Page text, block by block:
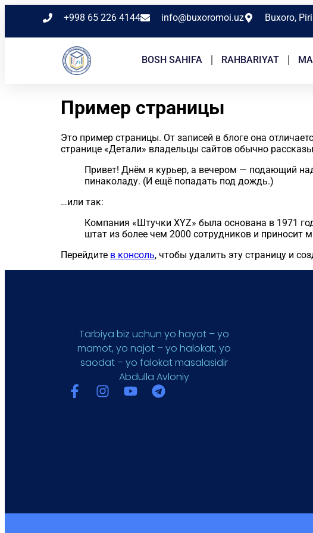
+998 65 226 4144 info@buxoromoi.uz Buxoro,
BOSH SAHIFA RAHBARIYAT
Пример страницы
Это пример страницы. От записей в блоге она
странице «Детали» владельцы сайтов обычно
Привет! Днём я курьер, а вечером — подающий
пинаколаду. (И ещё попадать под дождь.)
…или так:
Компания «Штучки XYZ» была основана в 1971
штат из более чем 2000 сотрудников и приносит
Перейдите в консоль, чтобы удалить эту страницу и
Tarbiya biz uchun yo hayot – yo
mamot, yo najot – yo halokat, yo
saodat – yo falokat masalasidir
Abdulla Avloniy